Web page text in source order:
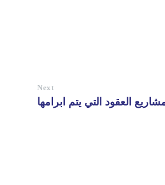
Next
العقود التي يتم ابرامها